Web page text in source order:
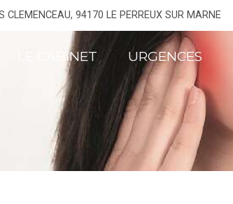
CLEMENCEAU, 94170 LE PERREUX SUR MARNE
LE CABINET URGENCES